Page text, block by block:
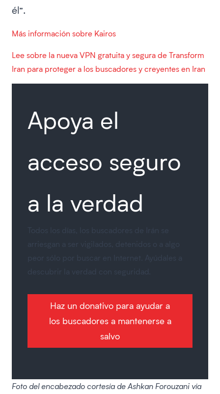
él”.
Más información sobre Kairos
Lee sobre la nueva VPN gratuita y segura de Transform
Iran para proteger a los buscadores y creyentes en Iran
Apoya el
acceso seguro
a la verdad
Todos los días, los buscadores de Irán se
arriesgan a ser vigilados, detenidos o a algo
peor sólo por buscar en Internet. Ayúdales a
descubrir la verdad con seguridad.
Haz un donativo para ayudar a
los buscadores a mantenerse a
salvo
Foto del encabezado cortesía de Ashkan Forouzani vía